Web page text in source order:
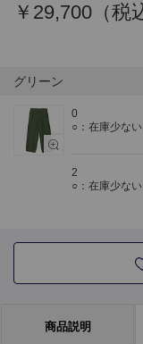
￥29,700（税
グリーン
0
○：在庫少ない
2
○：在庫少ない
商品説明